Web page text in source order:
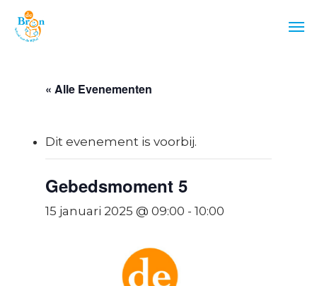
main
« Alle Evenementen
Dit evenement is voorbij.
Gebedsmoment 5
15 januari 2025 @ 09:00 - 10:00